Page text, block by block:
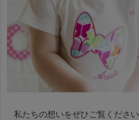
私たちの想いをぜひご覧ください